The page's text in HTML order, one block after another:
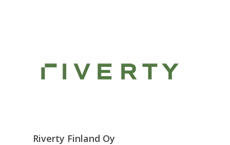
Riverty Finland Oy